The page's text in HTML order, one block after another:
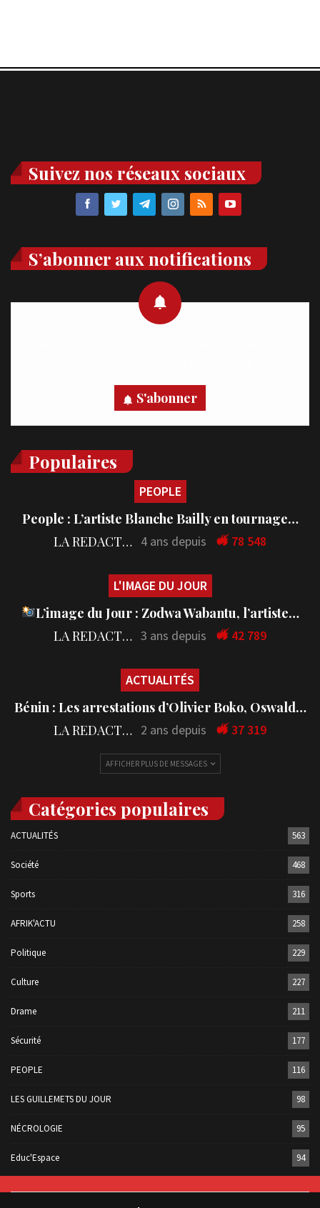
Suivez nos réseaux sociaux
S’abonner aux notifications
S'abonner
Populaires
PEOPLE
People : L’artiste Blanche Bailly en tournage…
LA REDACTION 4 ans depuis 78 548
L'IMAGE DU JOUR
L’image du Jour : Zodwa Wabantu, l’artiste…
LA REDACTION 3 ans depuis 42 789
ACTUALITÉS
Bénin : Les arrestations d’Olivier Boko, Oswald…
LA REDACTION 2 ans depuis 37 319
AFFICHER PLUS DE MESSAGES
Catégories populaires
ACTUALITÉS 563
Société 468
Sports 316
AFRIK'ACTU 258
Politique 229
Culture 227
Drame 211
Sécurité 177
PEOPLE 116
LES GUILLEMETS DU JOUR 98
NÉCROLOGIE 95
Educ'Espace 94